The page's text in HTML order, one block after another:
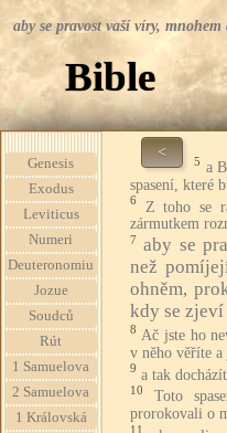
aby se pravost vaší víry,
Bible
Genesis
Exodus
Leviticus
Numeri
Deuteronomiu
Jozue
Soudců
Rút
1 Samuelova
2 Samuelova
1 Královská
<
5 a
spasení, které
6
Z toho se
zármutkem
7
aby se
než
ohněm,
kdy se zjeví
8 Ač jste ho
v něho věříte a
9 a tak
10
Toto
prorokovali o
11